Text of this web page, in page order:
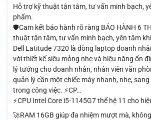
Hỗ trợ kỹ thuật tận tâm, tư vấn minh bạch,
phẩm.
🛡️Cam kết bảo hành rõ ràng BẢO HÀNH 6
thuật tận tâm, tư vấn minh bạch, yên tâm
Dell Latitude 7320 là dòng laptop doanh
với thiết kế siêu mỏng nhẹ và hiệu năng ổn
lý tưởng cho doanh nhân, nhân viên văn
quản lý cần một chiếc máy nhanh, nhẹ,
trong công việc. ⚡CP…
⚡CPU Intel Core i5-1145G7 thế hệ 11 cho
🚀RAM 16GB giúp đa nhiệm mượt mà,